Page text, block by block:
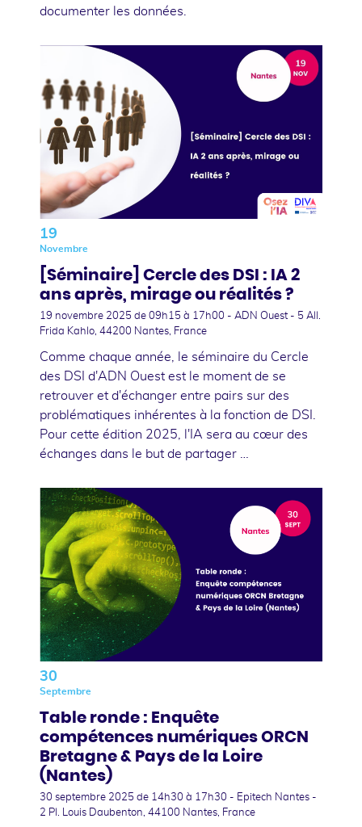
documenter les données.
19
Novembre
[Séminaire] Cercle des DSI : IA 2
ans après, mirage ou réalités ?
19 novembre 2025 de 09h15 à 17h00 - ADN Ouest - 5 All.
Frida Kahlo, 44200 Nantes, France
Comme chaque année, le séminaire du Cercle
des DSI d'ADN Ouest est le moment de se
retrouver et d'échanger entre pairs sur des
problématiques inhérentes à la fonction de DSI.
Pour cette édition 2025, l'IA sera au cœur des
échanges dans le but de partager …
30
Septembre
Table ronde : Enquête
compétences numériques ORCN
Bretagne & Pays de la Loire
(Nantes)
30 septembre 2025 de 14h30 à 17h30 - Epitech Nantes -
2 Pl. Louis Daubenton, 44100 Nantes, France